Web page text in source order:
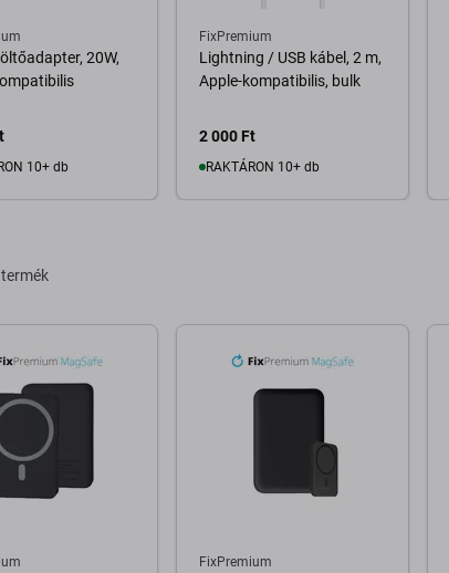
20W,
10+ db
FixPremium
Lightning / USB kábel, 2 m,
Apple-kompatibilis, bulk
2 000 Ft
RAKTÁRON 10+ db
FixPremium